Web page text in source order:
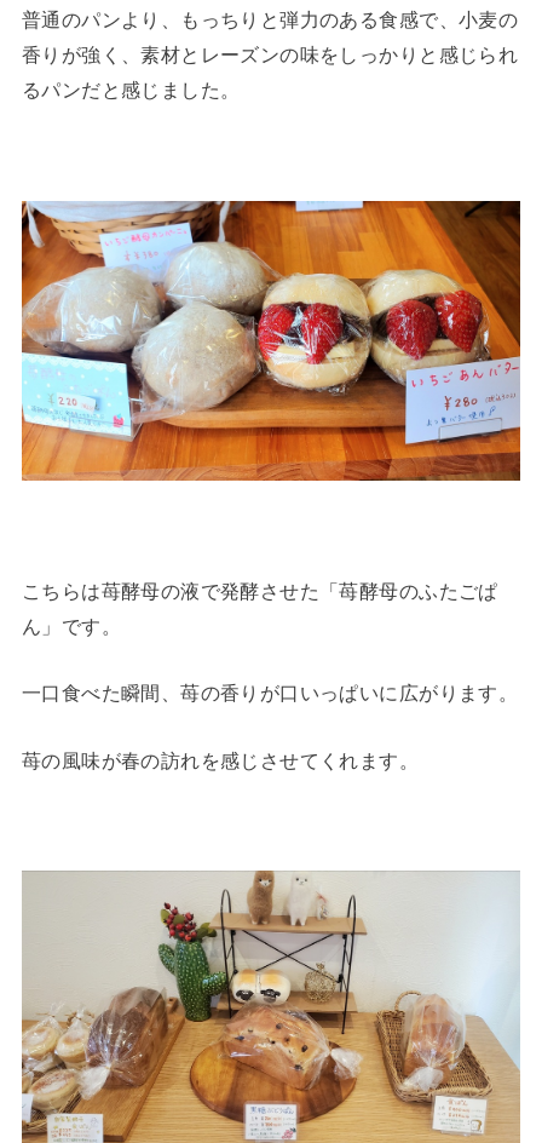
普通のパンより、もっちりと弾力のある食感で、小麦の
香りが強く、素材とレーズンの味をしっかりと感じられ
るパンだと感じました。
こちらは苺酵母の液で発酵させた「苺酵母のふたごぱ
ん」です。
一口食べた瞬間、苺の香りが口いっぱいに広がります。
苺の風味が春の訪れを感じさせてくれます。